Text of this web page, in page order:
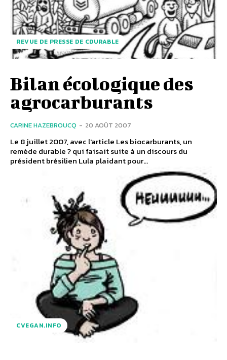
REVUE DE PRESSE DE CDURABLE
Bilan écologique des
agrocarburants
CARINE HAZEBROUCQ - 20 AOÛT 2007
Le 8 juillet 2007, avec l'article Les biocarburants, un
remède durable ? qui faisait suite à un discours du
président brésilien Lula plaidant pour...
CVEGAN.INFO